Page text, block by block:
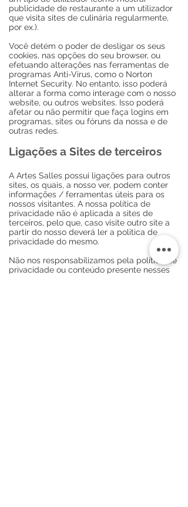
publicidade de restaurante a um utilizador
que visita sites de culinária regularmente,
por ex.).
Você detém o poder de desligar os seus
cookies, nas opções do seu browser, ou
efetuando alterações nas ferramentas de
programas Anti-Virus, como o Norton
Internet Security. No entanto, isso poderá
alterar a forma como interage com o nosso
website, ou outros websites. Isso poderá
afetar ou não permitir que faça logins em
programas, sites ou fóruns da nossa e de
outras redes.
Ligações a Sites de terceiros
A Artes Salles possui ligações para outros
sites, os quais, a nosso ver, podem conter
informações / ferramentas úteis para os
nossos visitantes. A nossa política de
privacidade não é aplicada a sites de
terceiros, pelo que, caso visite outro site a
partir do nosso deverá ler a politica de
privacidade do mesmo.
Não nos responsabilizamos pela política de
privacidade ou conteúdo presente nesses